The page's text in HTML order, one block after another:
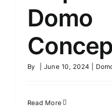
Domo
By June 10, 2024
Read More